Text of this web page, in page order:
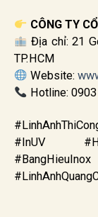
CÔNG TY
Địa chỉ: 21
TP.HCM
Website:
Hotline:
#InUV